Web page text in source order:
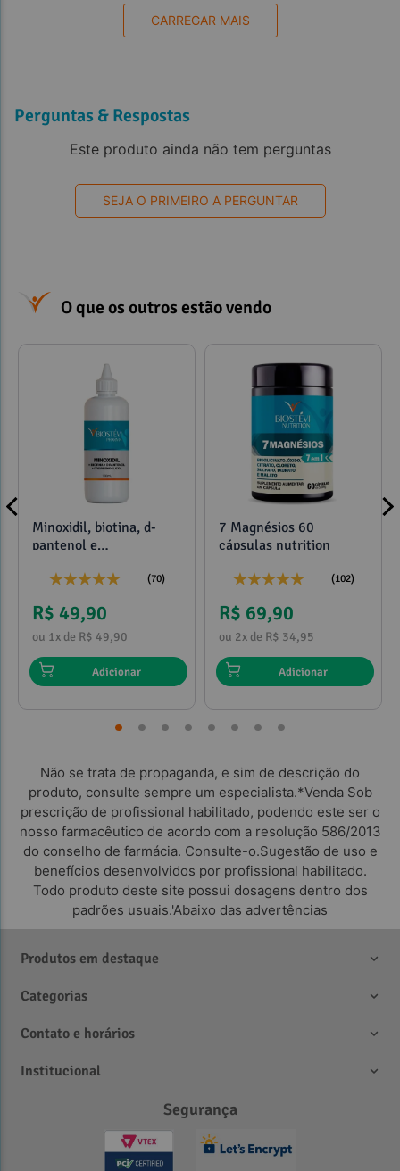
CARREGAR MAIS
Perguntas & Respostas
Este produto ainda não tem perguntas
SEJA O PRIMEIRO A PERGUNTAR
O que os outros estão vendo
Minoxidil, biotina, d-
pantenol e
(70)
R$ 49,90
ou 1x de R$ 49,90
Adicionar
7 Magnésios 60
cápsulas nutrition
(102)
R$ 69,90
ou 2x de R$ 34,95
Adicionar
Não se trata de propaganda, e sim de descrição do
produto, consulte sempre um especialista.*Venda Sob
prescrição de profissional habilitado, podendo este ser o
nosso farmacêutico de acordo com a resolução 586/2013
do conselho de farmácia. Consulte-o.Sugestão de uso e
benefícios desenvolvidos por profissional habilitado.
Todo produto deste site possui dosagens dentro dos
padrões usuais.'Abaixo das advertências
Produtos em destaque
Categorias
Contato e horários
Institucional
Segurança